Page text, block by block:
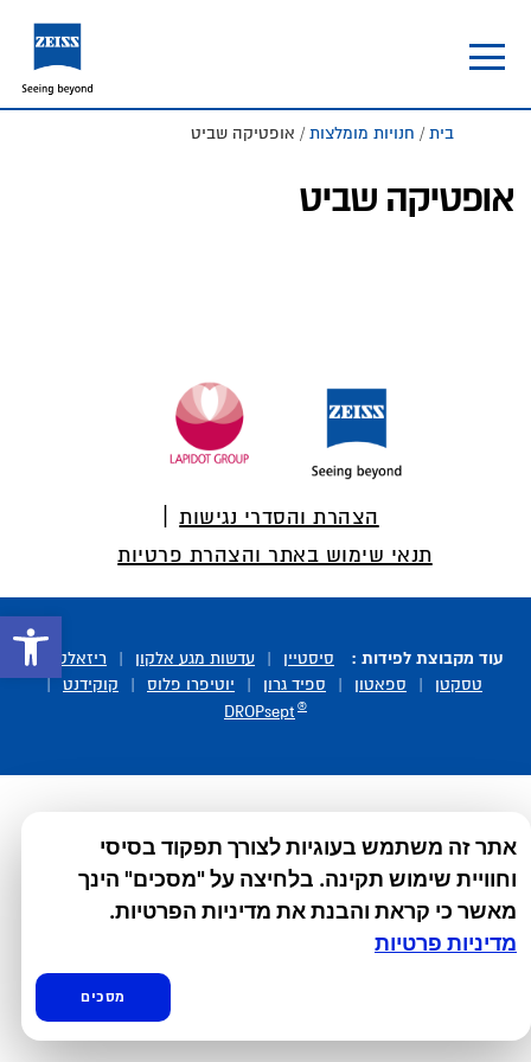
פתח
main
footer
בית / חנויות מומלצות / אופטיקה שביט
אופטיקה שביט
Footer
הצהרת והסדרי נגישות
תנאי שימוש באתר והצהרת פרטיות
אתר זה משתמש בעוגיות לצורך תפקוד בסיסי
וחוויית שימוש תקינה. בלחיצה על "מסכים" הינך
מאשר כי קראת והבנת את מדיניות הפרטיות.
מדיניות פרטיות
מסכים
עוד מקבוצת לפידות : סיסטיין עדשות מגע אלקון ריזאלטס
|
טסקטן
ספאטון ספיד גרון יוטיפרו פלוס קוקידנט
DROPsept ®